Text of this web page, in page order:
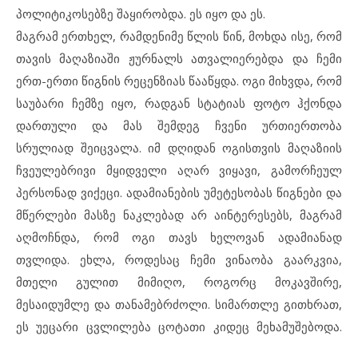
პოლიტიკოსებზე შაყირობდა. ეს იყო და ეს.
მაგრამ ერთხელ, რამდენიმე წლის წინ, მოხდა ისე, რომ
თავის მაღაზიაში ჟურნალს ათვალიერებდა და ჩემი
ერთ-ერთი წიგნის რეცენზიას წააწყდა. ოგი მიხვდა, რომ
საუბარი ჩემზე იყო, რადგან სტატიას ფოტო ჰქონდა
დართული და მას შემდეგ ჩვენი ურთიერთობა
სრულიად შეიცვალა. იმ დღიდან ოგისთვის მაღაზიის
ჩვეულებრივი მყიდველი აღარ ვიყავი, გამორჩეულ
პერსონად ვიქეცი. ადამიანების უმეტესობას წიგნები და
მწერლები მასზე ნაკლებად არ აინტერესებს, მაგრამ
აღმოჩნდა, რომ ოგი თავს ხელოვან ადამიანად
თვლიდა. ეხლა, როდესაც ჩემი ვინაობა გაარკვია,
მთელი გულით მიმიღო, როგორც მოკავშირე,
მესაიდუმლე და თანამებრძოლი. სიმართლე გითხრათ,
ეს უეცარი ცვლილება ცოტათი კიდეც მეხამუშებოდა.